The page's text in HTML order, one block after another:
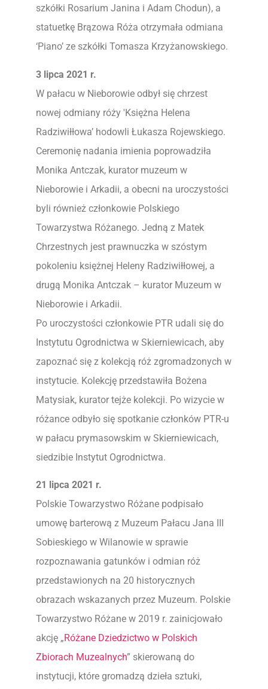
szkółki Rosarium Janina i Adam Chodun), a
statuetkę Brązowa Róża otrzymała odmiana
‘Piano’ ze szkółki Tomasza Krzyżanowskiego.
3 lipca 2021 r.
W pałacu w Nieborowie odbył się chrzest
nowej odmiany róży 'Księżna Helena
Radziwiłłowa’ hodowli Łukasza Rojewskiego.
Ceremonię nadania imienia poprowadziła
Monika Antczak, kurator muzeum w
Nieborowie i Arkadii, a obecni na uroczystości
byli również członkowie Polskiego
Towarzystwa Różanego. Jedną z Matek
Chrzestnych jest prawnuczka w szóstym
pokoleniu księżnej Heleny Radziwiłłowej, a
drugą Monika Antczak – kurator Muzeum w
Nieborowie i Arkadii.
Po uroczystości członkowie PTR udali się do
Instytutu Ogrodnictwa w Skierniewicach, aby
zapoznać się z kolekcją róż zgromadzonych w
instytucie. Kolekcję przedstawiła Bożena
Matysiak, kurator tejże kolekcji. Po wizycie w
różance odbyło się spotkanie członków PTR-u
w pałacu prymasowskim w Skierniewicach,
siedzibie Instytut Ogrodnictwa.
21 lipca 2021 r.
Polskie Towarzystwo Różane podpisało
umowę barterową z Muzeum Pałacu Jana III
Sobieskiego w Wilanowie w sprawie
rozpoznawania gatunków i odmian róż
przedstawionych na 20 historycznych
obrazach wskazanych przez Muzeum. Polskie
Towarzystwo Różane w 2019 r. zainicjowało
akcję „Różane Dziedzictwo w Polskich
Zbiorach Muzealnych” skierowaną do
instytucji, które gromadzą dzieła sztuki,